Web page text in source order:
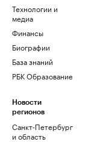
Технологии и
медиа
Финансы
Биографии
База знаний
РБК Образование
Новости
регионов
Санкт-Петербург
и область